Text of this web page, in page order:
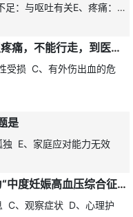
：与呕吐有关E、疼痛：
患者男性，38岁，右小腿持续剧烈疼痛，不能行走，到医院就诊，检查：右小腿皮肤苍白，肌萎缩，足背动脉搏动消失，诊断为血栓闭塞性脉管炎，目前患者最主要的
受损 C、有外伤出血的危
是
E、家庭应对能力无效
某孕妇，孕1产0，孕37周，诊断为“中度妊娠高血压综合征”住院治疗。自诉因担心药物影响胎儿发育成长，不愿接受药物治疗，但又怕不服药会使病情加重，威胁胎儿的安全，心情矛盾。在护理中，首先应是
C、观察症状 D、心理护